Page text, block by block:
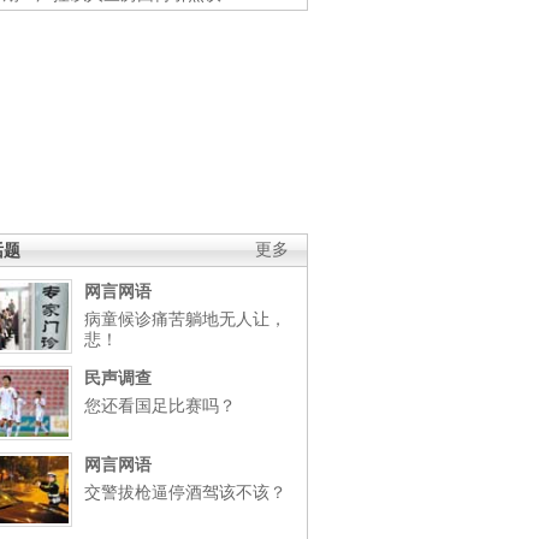
更多
题
网言网语
病童候诊痛苦躺地无人让，
悲！
民声调查
您还看国足比赛吗？
网言网语
交警拔枪逼停酒驾该不该？